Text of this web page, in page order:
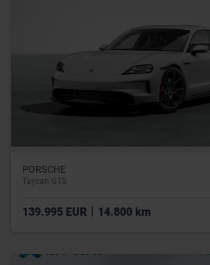
PORSCHE
Taycan GTS
139.995 EUR 14.800 km